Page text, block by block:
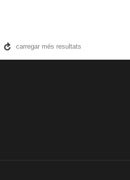
carregar més resultats